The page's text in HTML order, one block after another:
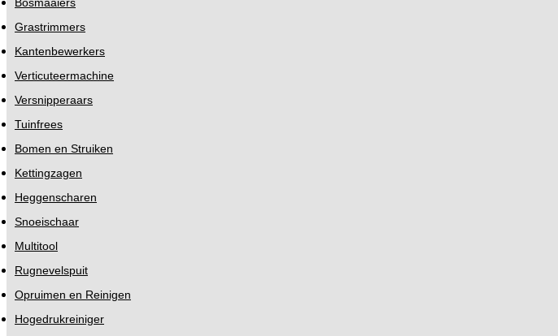
Grastrimmers
Kantenbewerkers
Verticuteermachine
Versnipperaars
Tuinfrees
Bomen en Struiken
Kettingzagen
Heggenscharen
Snoeischaar
Multitool
Rugnevelspuit
Opruimen en Reinigen
Hogedrukreiniger